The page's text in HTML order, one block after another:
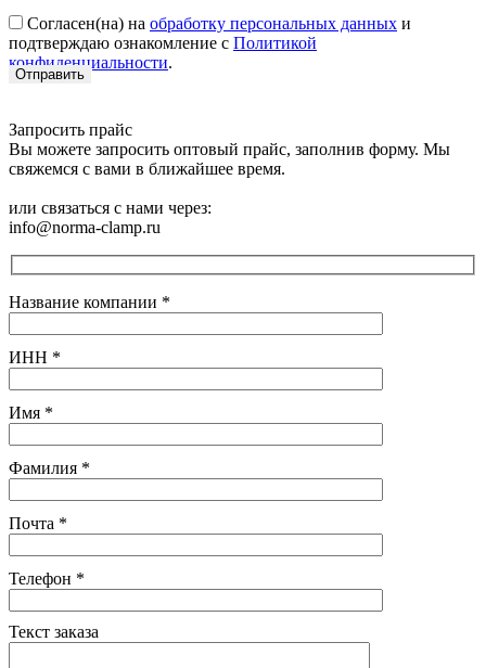
Согласен(на) на обработку персональных данных и
подтверждаю ознакомление с Политикой
конфиденциальности.
Запросить прайс
Вы можете запросить оптовый прайс, заполнив форму. Мы
свяжемся с вами в ближайшее время.
или связаться с нами через:
info@norma-clamp.ru
Название компании *
ИНН *
Имя *
Фамилия *
Почта *
Телефон *
Текст заказа